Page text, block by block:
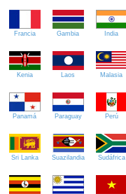
Francia Gambia India
Kenia Laos Malasia
Panamá Paraguay Perú
Sri Lanka Suazilandia Sudáfrica